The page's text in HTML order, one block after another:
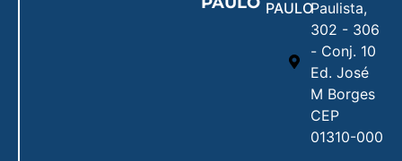
PAULOPaulista,
302 - 306
- Conj. 10
Ed. José
M Borges
CEP
01310-000